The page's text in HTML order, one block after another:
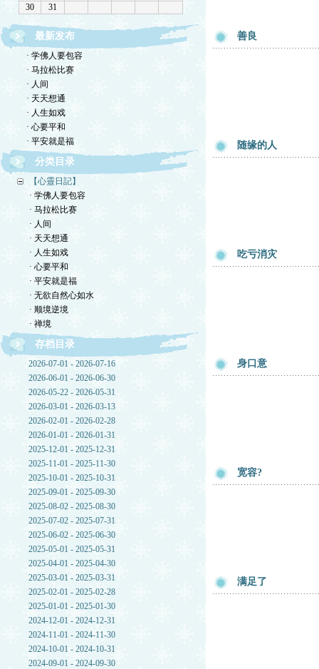
最新发布
· 学佛人要包容
· 马拉松比赛
· 人间
· 天天想通
· 人生如戏
· 心要平和
· 平安就是福
分类目录
【心靈日記】
· 学佛人要包容
· 马拉松比赛
· 人间
· 天天想通
· 人生如戏
· 心要平和
· 平安就是福
· 无欲自然心如水
· 顺境逆境
· 禅境
存档目录
2026-07-01 - 2026-07-16
2026-06-01 - 2026-06-30
2026-05-22 - 2026-05-31
2026-03-01 - 2026-03-13
2026-02-01 - 2026-02-28
2026-01-01 - 2026-01-31
2025-12-01 - 2025-12-31
2025-11-01 - 2025-11-30
2025-10-01 - 2025-10-31
2025-09-01 - 2025-09-30
2025-08-02 - 2025-08-30
2025-07-02 - 2025-07-31
2025-06-02 - 2025-06-30
2025-05-01 - 2025-05-31
2025-04-01 - 2025-04-30
2025-03-01 - 2025-03-31
2025-02-01 - 2025-02-28
2025-01-01 - 2025-01-30
2024-12-01 - 2024-12-31
2024-11-01 - 2024-11-30
2024-10-01 - 2024-10-31
2024-09-01 - 2024-09-30
善良
随缘的人
吃亏消灾
身口意
宽容?
满足了